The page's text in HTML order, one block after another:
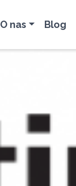
O nas Blog